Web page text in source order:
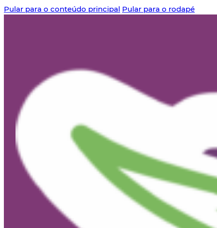
Pular para o conteúdo principal Pular para o rodapé